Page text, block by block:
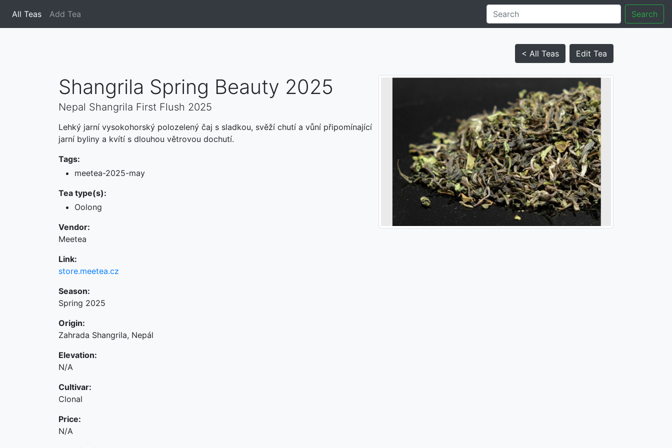
All Teas (current)
Add Tea Search
< All Teas Edit Tea
Shangrila Spring Beauty 2025
Nepal Shangrila First Flush 2025
Lehký jarní vysokohorský polozelený čaj s sladkou, svěží chutí a vůní připomínající
jarní byliny a kvítí s dlouhou větrovou dochutí.
Tags:
meetea-2025-may
Tea type(s):
Oolong
Vendor:
Meetea
Link:
store.meetea.cz
Season:
Spring 2025
Origin:
Zahrada Shangrila, Nepál
Elevation:
N/A
Cultivar:
Clonal
Price:
N/A